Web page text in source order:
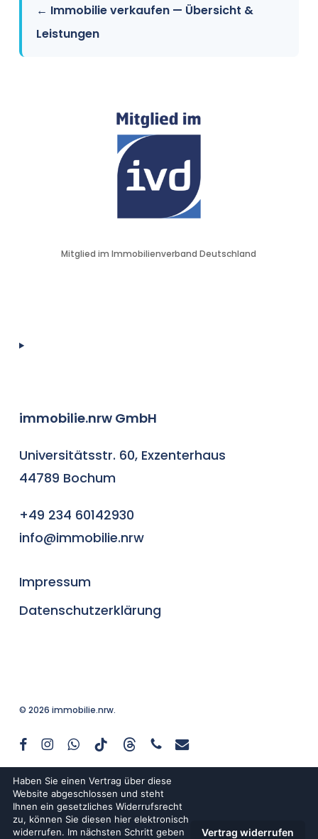
← Immobilie verkaufen — Übersicht &
Leistungen
Mitglied im Immobilienverband Deutschland
immobilie.nrw GmbH
Universitätsstr. 60, Exzenterhaus
44789 Bochum
+49 234 60142930
info@immobilie.nrw
Impressum
Datenschutzerklärung
© 2026 immobilie.nrw.
facebookinstagramwhatsapp
tiktok threadsphoneemail